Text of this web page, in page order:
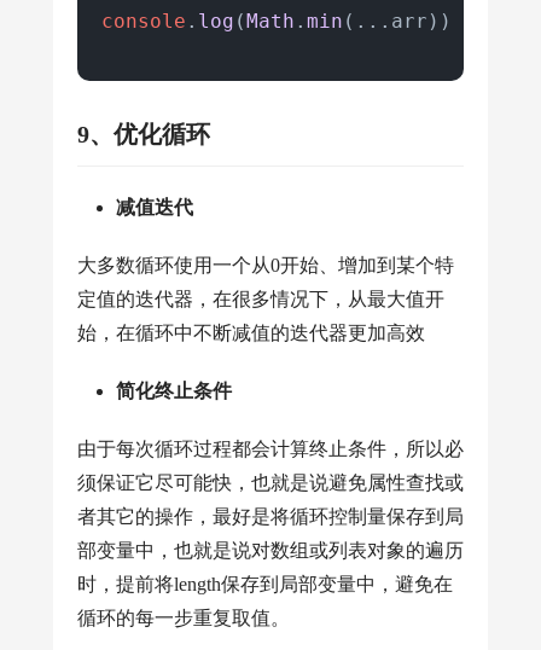
console . log (Math . min (...arr))
9、优化循环
减值迭代
大多数循环使用一个从0开始、增加到某个特
定值的迭代器，在很多情况下，从最大值开
始，在循环中不断减值的迭代器更加高效
简化终止条件
由于每次循环过程都会计算终止条件，所以必
须保证它尽可能快，也就是说避免属性查找或
者其它的操作，最好是将循环控制量保存到局
部变量中，也就是说对数组或列表对象的遍历
时，提前将length保存到局部变量中，避免在
循环的每一步重复取值。